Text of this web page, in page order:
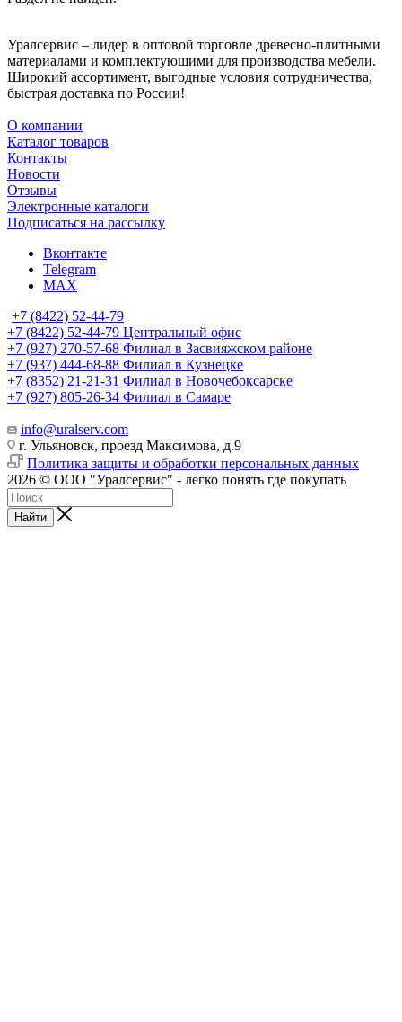
Уралсервис – лидер в оптовой торговле древесно-плитными
материалами и комплектующими для производства мебели.
Широкий ассортимент, выгодные условия сотрудничества,
быстрая доставка по России!
О компании
Каталог товаров
Контакты
Новости
Отзывы
Электронные каталоги
Подписаться на рассылку
Вконтакте
Telegram
MAX
+7 (8422) 52-44-79
+7 (8422) 52-44-79 Центральный офис
+7 (927) 270-57-68 Филиал в Засвияжском районе
+7 (937) 444-68-88 Филиал в Кузнецке
+7 (8352) 21-21-31 Филиал в Новочебоксарске
+7 (927) 805-26-34 Филиал в Самаре
info@uralserv.com
г. Ульяновск, проезд Максимова, д.9
Политика защиты и обработки персональных данных
2026 © ООО "Уралсервис" - легко понять где покупать
Найти